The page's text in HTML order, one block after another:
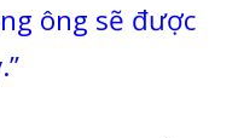
ông sẽ được